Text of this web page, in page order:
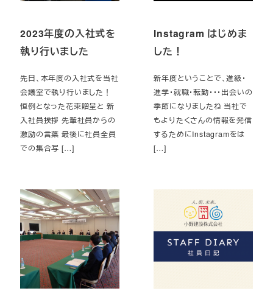
2023年度の入社式を
執り行いました
先日、本年度の入社式を当社
会議室で執り行いました！
恒例となった花束贈呈と 新
入社員挨拶 先輩社員からの
激励の言葉 最後に社員全員
での集合写 […]
Instagram はじめま
した！
新年度ということで、進級・
進学・就職・転勤・・・出会いの
季節になりましたね 当社で
もよりたくさんの情報を発信
するためにInstagramをは
[…]